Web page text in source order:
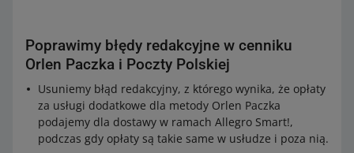
Poprawimy błędy redakcyjne w cenniku
Orlen Paczka i Poczty Polskiej
Usuniemy błąd redakcyjny, z którego wynika, że opłaty
za usługi dodatkowe dla metody Orlen Paczka
podajemy dla dostawy w ramach Allegro Smart!,
podczas gdy opłaty są takie same w usłudze i poza nią.